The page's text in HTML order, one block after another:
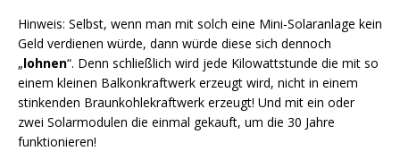
Hinweis: Selbst, wenn man mit solch eine Mini-Solaranlage kein
Geld verdienen würde, dann würde diese sich dennoch
„lohnen“. Denn schließlich wird jede Kilowattstunde die mit so
einem kleinen Balkonkraftwerk erzeugt wird, nicht in einem
stinkenden Braunkohlekraftwerk erzeugt! Und mit ein oder
zwei Solarmodulen die einmal gekauft, um die 30 Jahre
funktionieren!